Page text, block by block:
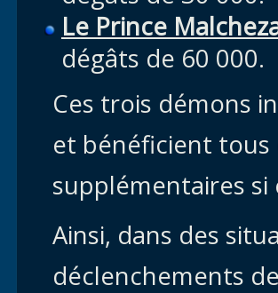
Le Prince
dégâts de 60 000.
Ces trois démons
et bénéficient tous
supplémentaires
Ainsi, dans des
déclenchements de